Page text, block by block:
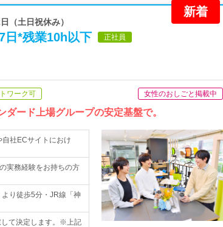
新着
（土日祝休み）
日*残業10h以下 正社員
ワーク可 女性のおしごと掲載中
ード上場グループの安定基盤で。
自社ECサイトにおけ
実務経験をお持ちの方
り徒歩5分・JR線「神
て決定します。※上記